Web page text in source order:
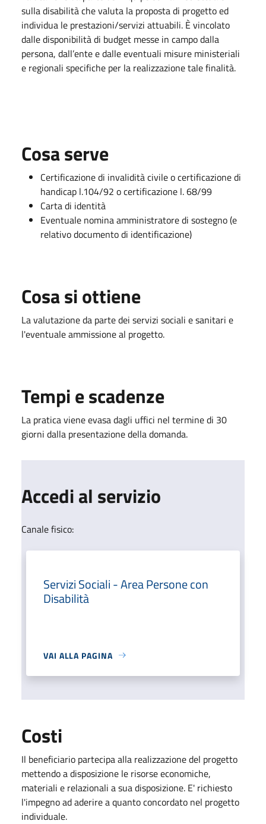
sulla disabilità che valuta la proposta di progetto ed
individua le prestazioni/servizi attuabili. È vincolato
dalle disponibilità di budget messe in campo dalla
persona, dall’ente e dalle eventuali misure ministeriali
e regionali specifiche per la realizzazione tale finalità.
Cosa serve
Certificazione di invalidità civile o certificazione di
handicap l.104/92 o certificazione l. 68/99
Carta di identità
Eventuale nomina amministratore di sostegno (e
relativo documento di identificazione)
Cosa si ottiene
La valutazione da parte dei servizi sociali e sanitari e
l'eventuale ammissione al progetto.
Tempi e scadenze
La pratica viene evasa dagli uffici nel termine di 30
giorni dalla presentazione della domanda.
Accedi al servizio
Canale fisico:
Servizi Sociali - Area Persone con
Disabilità
VAI ALLA PAGINA
Costi
Il beneficiario partecipa alla realizzazione del progetto
mettendo a disposizione le risorse economiche,
materiali e relazionali a sua disposizione. E' richiesto
l'impegno ad aderire a quanto concordato nel progetto
individuale.